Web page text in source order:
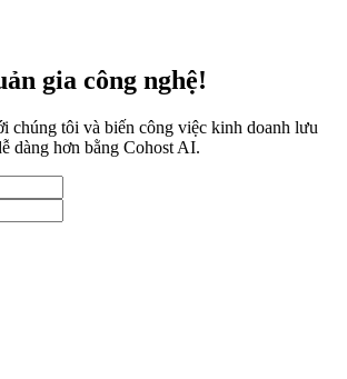
việc kinh doanh Airbnb thành công việc toàn
gia công nghệ!
chúng tôi và biến công việc kinh doanh lưu
dàng hơn bằng Cohost AI.